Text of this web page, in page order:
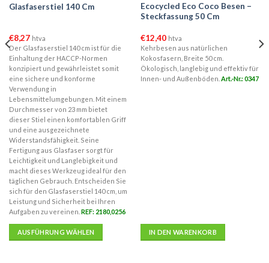
Glasfaserstiel 140 Cm
€8,27 htva
Der Glasfaserstiel 140 cm ist für die
Einhaltung der HACCP-Normen
konzipiert und gewährleistet somit
eine sichere und konforme
Verwendung in
Lebensmittelumgebungen. Mit einem
Durchmesser von 23 mm bietet
dieser Stiel einen komfortablen Griff
und eine ausgezeichnete
Widerstandsfähigkeit. Seine
Fertigung aus Glasfaser sorgt für
Leichtigkeit und Langlebigkeit und
macht dieses Werkzeug ideal für den
täglichen Gebrauch. Entscheiden Sie
sich für den Glasfaserstiel 140 cm, um
Leistung und Sicherheit bei Ihren
Aufgaben zu vereinen. REF: 2180,0256
AUSFÜHRUNG WÄHLEN
Ecocycled Eco Coco Besen –
Steckfassung 50 Cm
€12,40 htva
Kehrbesen aus natürlichen
Kokosfasern, Breite 50 cm.
Ökologisch, langlebig und effektiv für
Innen- und Außenböden. Art.-Nr.: 0347
IN DEN WARENKORB